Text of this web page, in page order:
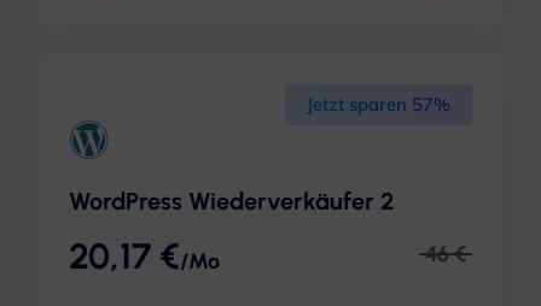
Jetzt sparen 57%
WordPress Wiederverkäufer 2
20,17 €/Mo 46 €